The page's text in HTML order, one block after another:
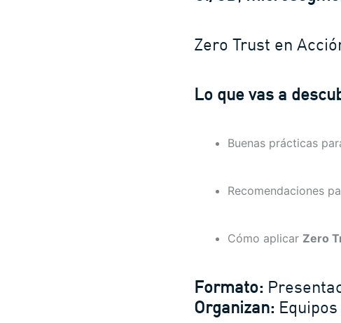
Zero Trust en
Lo que vas a
Buenas prácticas
Recomendaciones
Cómo aplicar Zero
Formato:
Organizan: